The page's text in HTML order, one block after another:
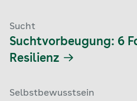
Sucht
Suchtvorbeugung: 6
Resilienz
Selbstbewusstsein